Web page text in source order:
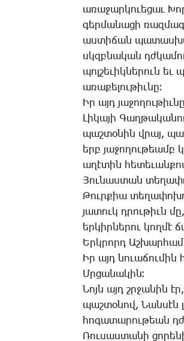
ա­ռա­ջար­կո­ւե­ցաւ
գեր­մա­նա­ցի
աս­տի­ճան
սկզբնա­կան
պոլ­շե­ւիկ­նե­րուն
ա­ռա­քե­լու­թիւ­նը։
Իր այդ
­Լի­կա­յի
պաշ­տօ­նին վրայ,
երբ
ա­ղէ­տին
­Յու­նաս­տան
­Թուր­քիա
յա­տուկ դրու­թիւն
եր­կիր­նե­րու կող­մէ
Երկ­րորդ
Իր այդ
Մր­ցա­նա­կին։
­Նոյն այդ շրջա­նին
պաշ­տօ­նով, ­Նան­սէն
հո­գա­տա­րու­թեան
­Ռու­սաս­տա­նի